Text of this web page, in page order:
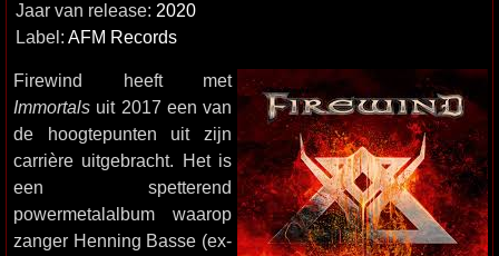
Jaar van release: 2020
Label: AFM Records
Firewind heeft met
Immortals uit 2017 een van
de hoogtepunten uit zijn
carrière uitgebracht. Het is
een spetterend
powermetalalbum waarop
zanger Henning Basse (ex-